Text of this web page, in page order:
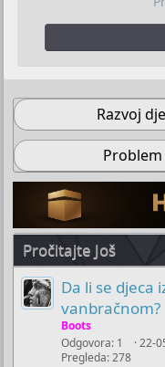
Razvoj
Pročitajte Još
Da li se djeca
vanbračnom?
Boots
Odgovora 1
Pregleda 278
22-